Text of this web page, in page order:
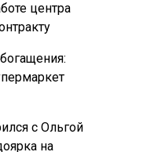
центра
с Ольгой
на